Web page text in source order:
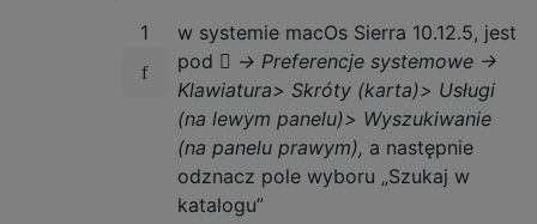
1
w systemie macOs Sierra 10.12.5, jest
pod  -> Preferencje systemowe ->
Klawiatura> Skróty (karta)> Usługi
(na lewym panelu)> Wyszukiwanie
(na panelu prawym), a następnie
odznacz pole wyboru „Szukaj w
katalogu”